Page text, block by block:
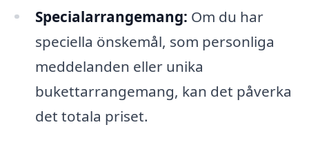
Specialarrangemang: Om du har
speciella önskemål, som personliga
meddelanden eller unika
bukettarrangemang, kan det påverka
det totala priset.